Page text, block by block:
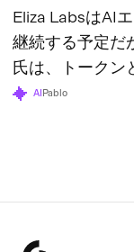
Eliza LabsはAI
継続する予定だ
氏は、トークン
たと述べている。
AI Pablo